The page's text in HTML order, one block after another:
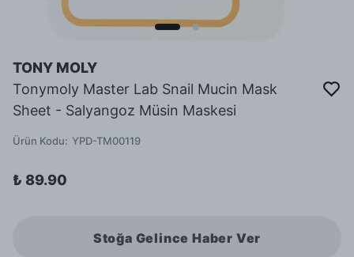
TONY MOLY
Tonymoly Master Lab Snail Mucin Mask
Sheet - Salyangoz Müsin Maskesi
Ürün Kodu: YPD-TM00119
₺ 89.90
Stoğa Gelince Haber Ver